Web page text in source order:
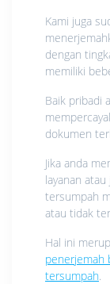
Kami juga
dengan
memiliki
Baik pribadi
dokumen
Jika anda
layanan
tersumpah
atau tidak
Hal ini
penerjemah
tersumpah.